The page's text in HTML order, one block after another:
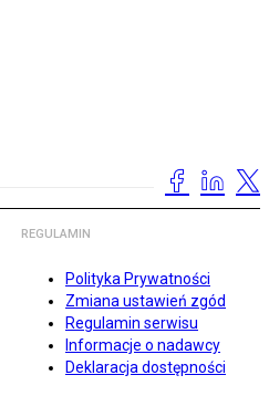
REGULAMIN
Polityka Prywatności
Zmiana ustawień zgód
Regulamin serwisu
Informacje o nadawcy
Deklaracja dostępności